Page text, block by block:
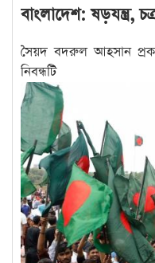
বাংলাদেশ: ষড়যন্ত্র,
সৈয়দ বদরুল আহসান
নিবন্ধটি